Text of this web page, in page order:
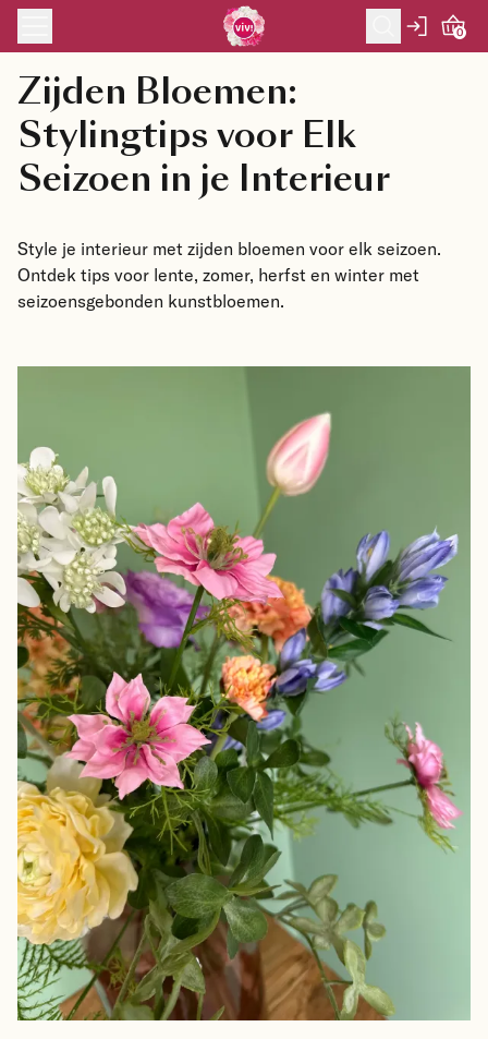
Skip to content
0
Zijden Bloemen:
Stylingtips voor Elk
Seizoen in je Interieur
Style je interieur met zijden bloemen voor elk seizoen.
Ontdek tips voor lente, zomer, herfst en winter met
seizoensgebonden kunstbloemen.